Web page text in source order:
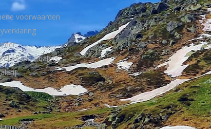
voorwaarden
Ciao Chalets